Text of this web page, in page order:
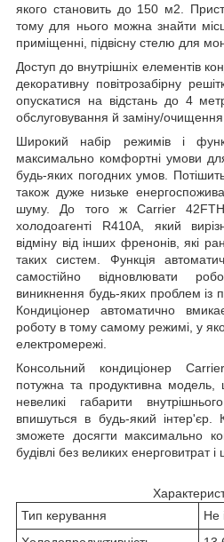
якого становить до 150 м2 .
тому для нього можна знайти
приміщенні, підвісну стелю для
Доступ до внутрішніх елементів
декоративну повітрозабірну
опускатися на відстань до 4
обслуговування й заміну/очищення
Широкий набір режимів і
максимально комфортні умови
будь-яких погодних умов.
також дуже низьке
шуму. До того ж Carrier
холодоагенті R410А, який
відміну від інших френонів, які
таких систем. Функція
самостійно відновлювати
виникнення будь-яких проблем із
Кондиціонер автоматично
роботу в тому самому режимі, у
електромережі.
Консольний кондиціонер
потужна та продуктивна
невеликі габарити
впишуться в будь-який
зможете досягти максимально
будівлі без великих енерговитрат і
Тип керування
Не